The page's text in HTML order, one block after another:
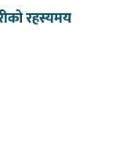
रहस्यमय